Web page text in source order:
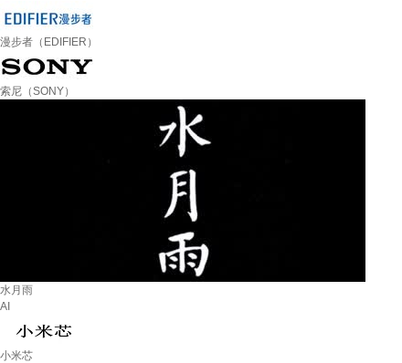
漫步者（EDIFIER）
索尼（SONY）
水月雨
AI
小米芯